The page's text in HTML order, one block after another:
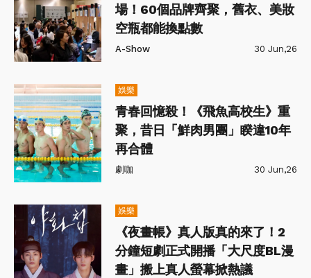
場！60個品牌齊聚，舊衣、美妝
空瓶都能換點數
A-Show 30 Jun,26
娛樂
青春回憶殺！《飛魚高校生》重
聚，昔日「鮮肉男團」睽違10年
再合體
劇咖 30 Jun,26
娛樂
《夜畫帳》真人版真的來了！2
分鐘短劇正式開播「大尺度BL漫
畫」搬上真人螢幕掀熱議